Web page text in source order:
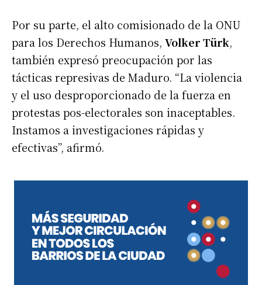
Por su parte, el alto comisionado de la ONU
para los Derechos Humanos, Volker Türk,
también expresó preocupación por las
tácticas represivas de Maduro. “La violencia
y el uso desproporcionado de la fuerza en
protestas pos-electorales son inaceptables.
Instamos a investigaciones rápidas y
efectivas”, afirmó.